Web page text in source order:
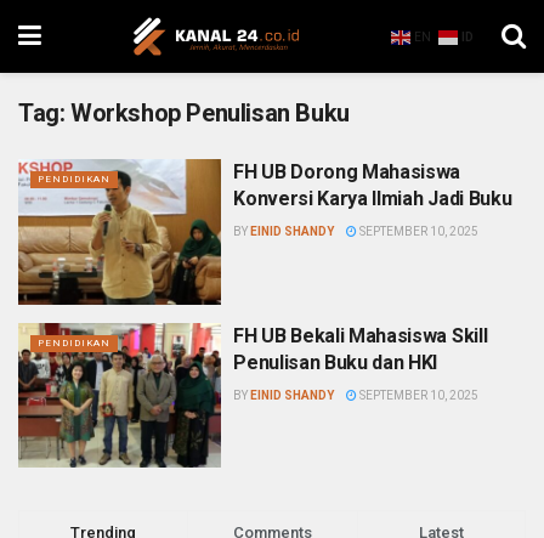
EN ID
Tag: Workshop Penulisan Buku
PENDIDIKAN
FH UB Dorong Mahasiswa
Konversi Karya Ilmiah Jadi Buku
BY EINID SHANDY SEPTEMBER 10, 2025
PENDIDIKAN
FH UB Bekali Mahasiswa Skill
Penulisan Buku dan HKI
BY EINID SHANDY SEPTEMBER 10, 2025
Trending Comments Latest